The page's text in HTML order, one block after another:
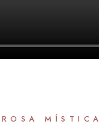
ROSA MÍSTICA